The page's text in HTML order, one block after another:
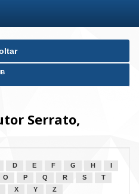
Serrato,
D E F G H
O P Q R S
T
X Y Z